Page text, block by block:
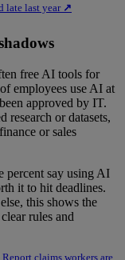
late last year ↗
free AI tools for
employees use AI at
approved by IT.
research or datasets,
or sales
percent say using AI
it to hit deadlines.
this shows the
rules and
claims workers are